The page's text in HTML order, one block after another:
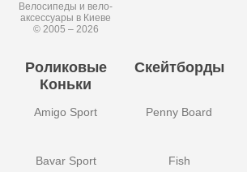
Велосипеды и вело-
аксессуары в Киеве
© 2005 – 2026
Роликовые
Коньки
Amigo Sport
Bavar Sport
Скейтборды
Penny Board
Fish